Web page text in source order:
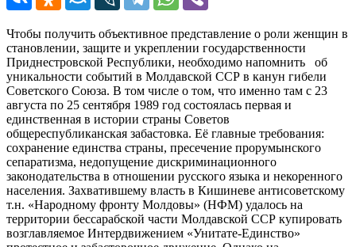
Чтобы получить объективное представление о роли женщин в
становлении, защите и укреплении государственности
Приднестровской Республики, необходимо напомнить об
уникальности событий в Молдавской ССР в канун гибели
Советского Союза. В том числе о том, что именно там с 23
августа по 25 сентября 1989 год состоялась первая и
единственная в истории страны Советов
общереспубликанская забастовка. Её главные требования:
сохранение единства страны, пресечение прорумынского
сепаратизма, недопущение дискриминационного
законодательства в отношении русского языка и некоренного
населения. Захватившему власть в Кишиневе антисоветскому
т.н. «Народному фронту Молдовы» (НФМ) удалось на
территории бессарабской части Молдавской ССР купировать
возглавляемое Интердвижением «Унитате-Единство»